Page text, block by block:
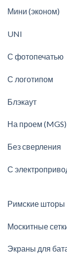
Мини (эконом)
UNI
С фотопечатью
С логотипом
Блэкаут
На проем (MGS)
Без сверления
С
Римские шторы
Москитные
Экраны для